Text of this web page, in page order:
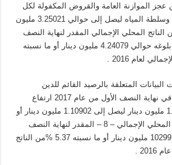
عجز الموازنة العامة والقروض المكفولة لكل
من شركة الكهرباء الوطنية وسلطة المياه ليصل إلى حوالي 3.25021 مليون
أو ما نسبته 2.89 %من الناتج المحلي الإجمالي المقدر لنهاية النصف
الأول من عام 2017 مقابل بلوغه حوالي 4.24079 مليون دينار أو ما نسبته
البيانات المتعلقة بالرصيد القائم للدين
الخارجي (موازنة ومكفول) في نهاية النصف الأول من عام 2017 ارتفاع
الرصيد القائم بحوالي 1.603 مليون دينار ليصل إلى 1.10902 مليون دينار أو
ما نسبته 9.38 %من الناتج المحلي الإجمالي – 8 – المقدر لنهاية النصف
الأول من عام 2017 مقابل 10299 مليون دينار أو ما نسبته 5.37 %من الناتج
.